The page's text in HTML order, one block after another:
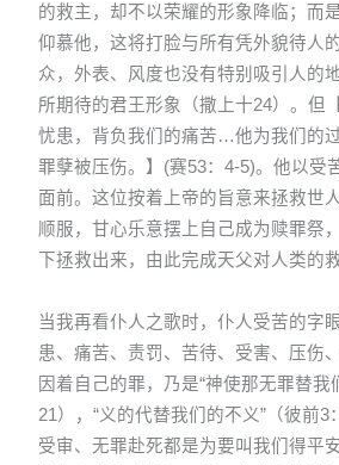
的救主，却不以荣耀的形象降临；而
仰慕他，这将打脸与所有凭外貌待人
众，外表、风度也没有特别吸引人的
所期待的君王形象（撒上十24）。但
忧患，背负我们的痛苦…他为我们的
罪孽被压伤。】(赛53：4-5)。他以受
面前。这位按着上帝的旨意来拯救世
顺服，甘心乐意摆上自己成为赎罪祭
下拯救出来，由此完成天父对人类的
当我再看仆人之歌时，仆人受苦的字
患、痛苦、责罚、苦待、受害、压伤
因着自己的罪，乃是“神使那无罪替我
21），“义的代替我们的不义”（彼前3
受审、无罪赴死都是为要叫我们得平